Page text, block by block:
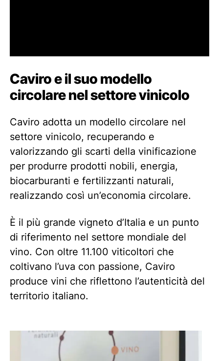
Caviro e il suo modello
circolare nel settore vinicolo
Caviro adotta un modello circolare nel
settore vinicolo, recuperando e
valorizzando gli scarti della vinificazione
per produrre prodotti nobili, energia,
biocarburanti e fertilizzanti naturali,
realizzando così un’economia circolare.
È il più grande vigneto d’Italia e un punto
di riferimento nel settore mondiale del
vino. Con oltre 11.100 viticoltori che
coltivano l’uva con passione, Caviro
produce vini che riflettono l’autenticità del
territorio italiano.